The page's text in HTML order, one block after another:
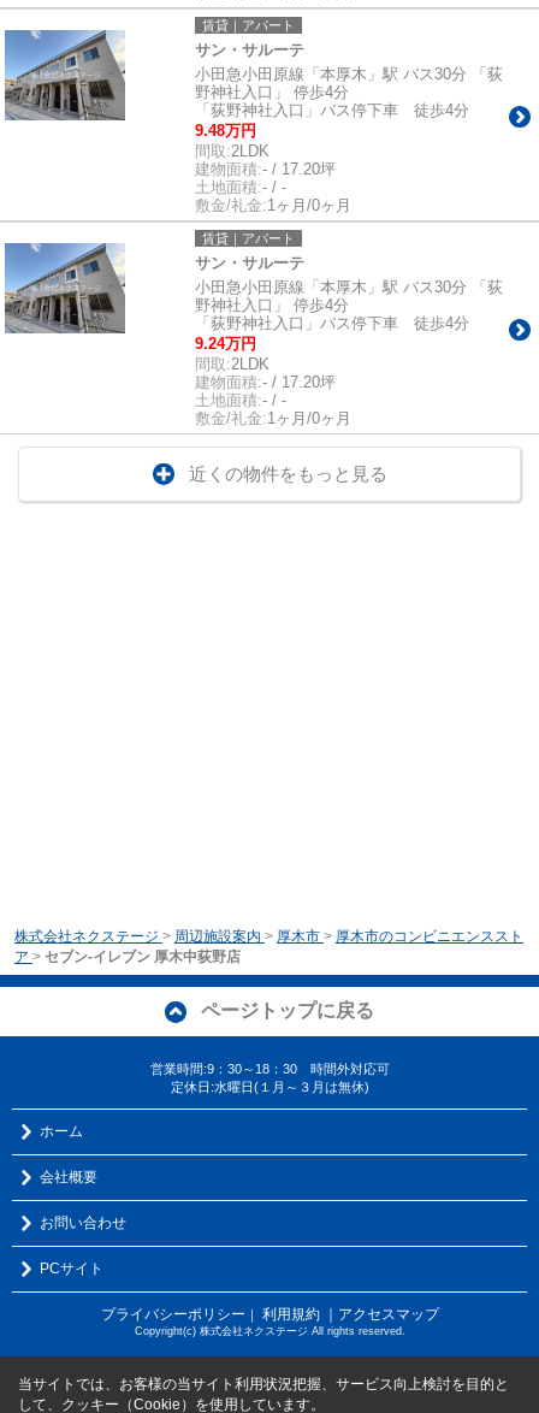
賃貸｜アパート
サン・サルーテ
小田急小田原線「本厚木」駅 バス30分 「荻
野神社入口」 停歩4分
「荻野神社入口」バス停下車 徒歩4分
9.48万円
間取:2LDK
建物面積:- / 17.20坪
土地面積:- / -
敷金/礼金:1ヶ月/0ヶ月
賃貸｜アパート
サン・サルーテ
小田急小田原線「本厚木」駅 バス30分 「荻
野神社入口」 停歩4分
「荻野神社入口」バス停下車 徒歩4分
9.24万円
間取:2LDK
建物面積:- / 17.20坪
土地面積:- / -
敷金/礼金:1ヶ月/0ヶ月
近くの物件をもっと見る
株式会社ネクステージ > 周辺施設案内 > 厚木市 > 厚木市のコンビニエンススト
ア > セブン-イレブン 厚木中荻野店
ページトップに戻る
営業時間:9：30～18：30 時間外対応可
定休日:水曜日(１月～３月は無休)
ホーム
会社概要
お問い合わせ
PCサイト
プライバシーポリシー ｜ 利用規約 ｜アクセスマップ
Copyright(c) 株式会社ネクステージ All rights reserved.
当サイトでは、お客様の当サイト利用状況把握、サービス向上検討を目的と
して、クッキー（Cookie）を使用しています。